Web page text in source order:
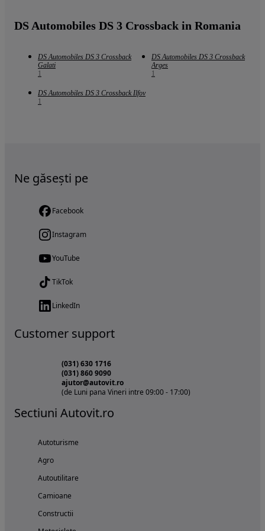
DS Automobiles DS 3 Crossback in Romania
DS Automobiles DS 3 Crossback
Galati
1
DS Automobiles DS 3 Crossback
Arges
1
DS Automobiles DS 3 Crossback Ilfov
1
Ne găsești pe
Facebook
Instagram
YouTube
TikTok
LinkedIn
Customer support
(031) 630 1716
(031) 860 9090
ajutor@autovit.ro
(de Luni pana Vineri intre 09:00 - 17:00)
Sectiuni Autovit.ro
Autoturisme
Agro
Autoutilitare
Camioane
Constructii